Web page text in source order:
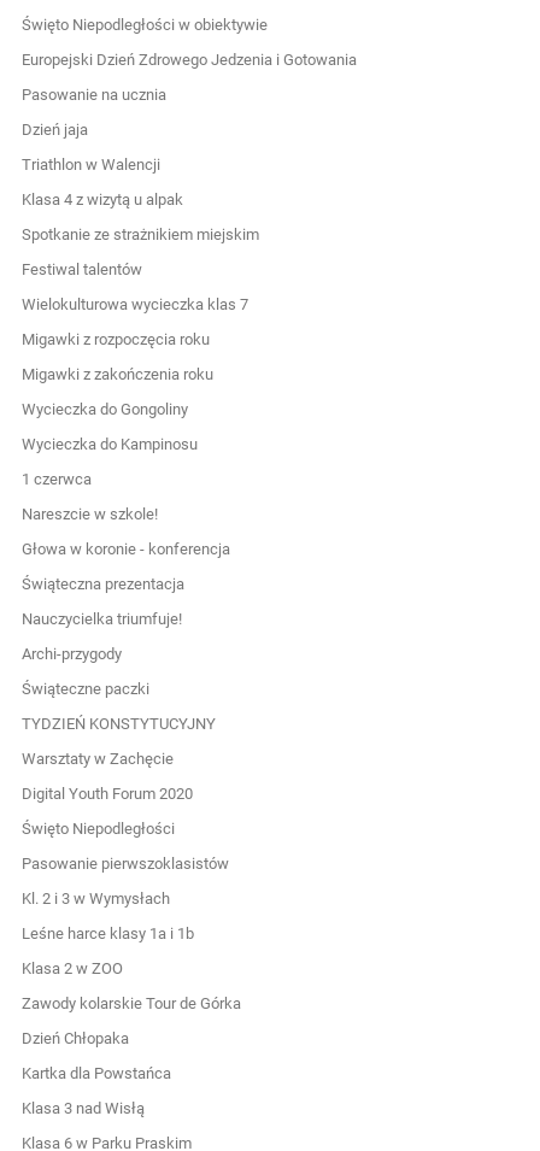
Święto Niepodległości w obiektywie
Europejski Dzień Zdrowego Jedzenia i Gotowania
Pasowanie na ucznia
Dzień jaja
Triathlon w Walencji
Klasa 4 z wizytą u alpak
Spotkanie ze strażnikiem miejskim
Festiwal talentów
Wielokulturowa wycieczka klas 7
Migawki z rozpoczęcia roku
Migawki z zakończenia roku
Wycieczka do Gongoliny
Wycieczka do Kampinosu
1 czerwca
Nareszcie w szkole!
Głowa w koronie - konferencja
Świąteczna prezentacja
Nauczycielka triumfuje!
Archi-przygody
Świąteczne paczki
TYDZIEŃ KONSTYTUCYJNY
Warsztaty w Zachęcie
Digital Youth Forum 2020
Święto Niepodległości
Pasowanie pierwszoklasistów
Kl. 2 i 3 w Wymysłach
Leśne harce klasy 1a i 1b
Klasa 2 w ZOO
Zawody kolarskie Tour de Górka
Dzień Chłopaka
Kartka dla Powstańca
Klasa 3 nad Wisłą
Klasa 6 w Parku Praskim